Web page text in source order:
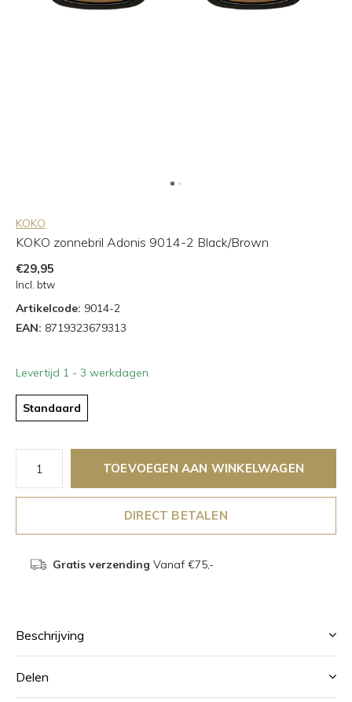
KOKO
KOKO zonnebril Adonis 9014-2 Black/Brown
€29,95
Incl. btw
Artikelcode: 9014-2
EAN: 8719323679313
Levertijd 1 - 3 werkdagen
Standaard
TOEVOEGEN AAN WINKELWAGEN
DIRECT BETALEN
Gratis verzending Vanaf €75,-
Beschrijving
Delen